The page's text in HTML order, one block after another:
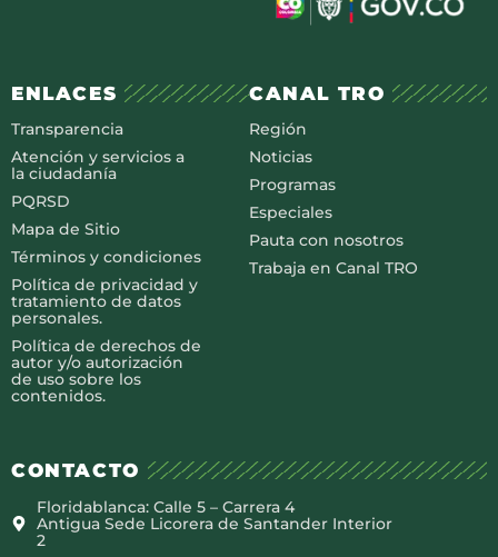
ENLACES
Transparencia
Atención y servicios a
la ciudadanía
PQRSD
Mapa de Sitio
Términos y condiciones
Política de privacidad y
tratamiento de datos
personales.
Política de derechos de
autor y/o autorización
de uso sobre los
contenidos.
CANAL TRO
Región
Noticias
Programas
Especiales
Pauta con nosotros
Trabaja en Canal TRO
CONTACTO
Floridablanca: Calle 5 – Carrera 4
Antigua Sede Licorera de Santander Interior
2